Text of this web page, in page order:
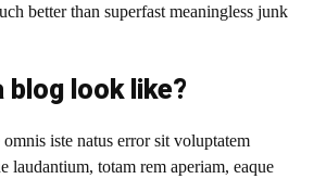
better than superfast meaningless junk
blog look like?
iste natus error sit voluptatem
laudantium, totam rem aperiam, eaque